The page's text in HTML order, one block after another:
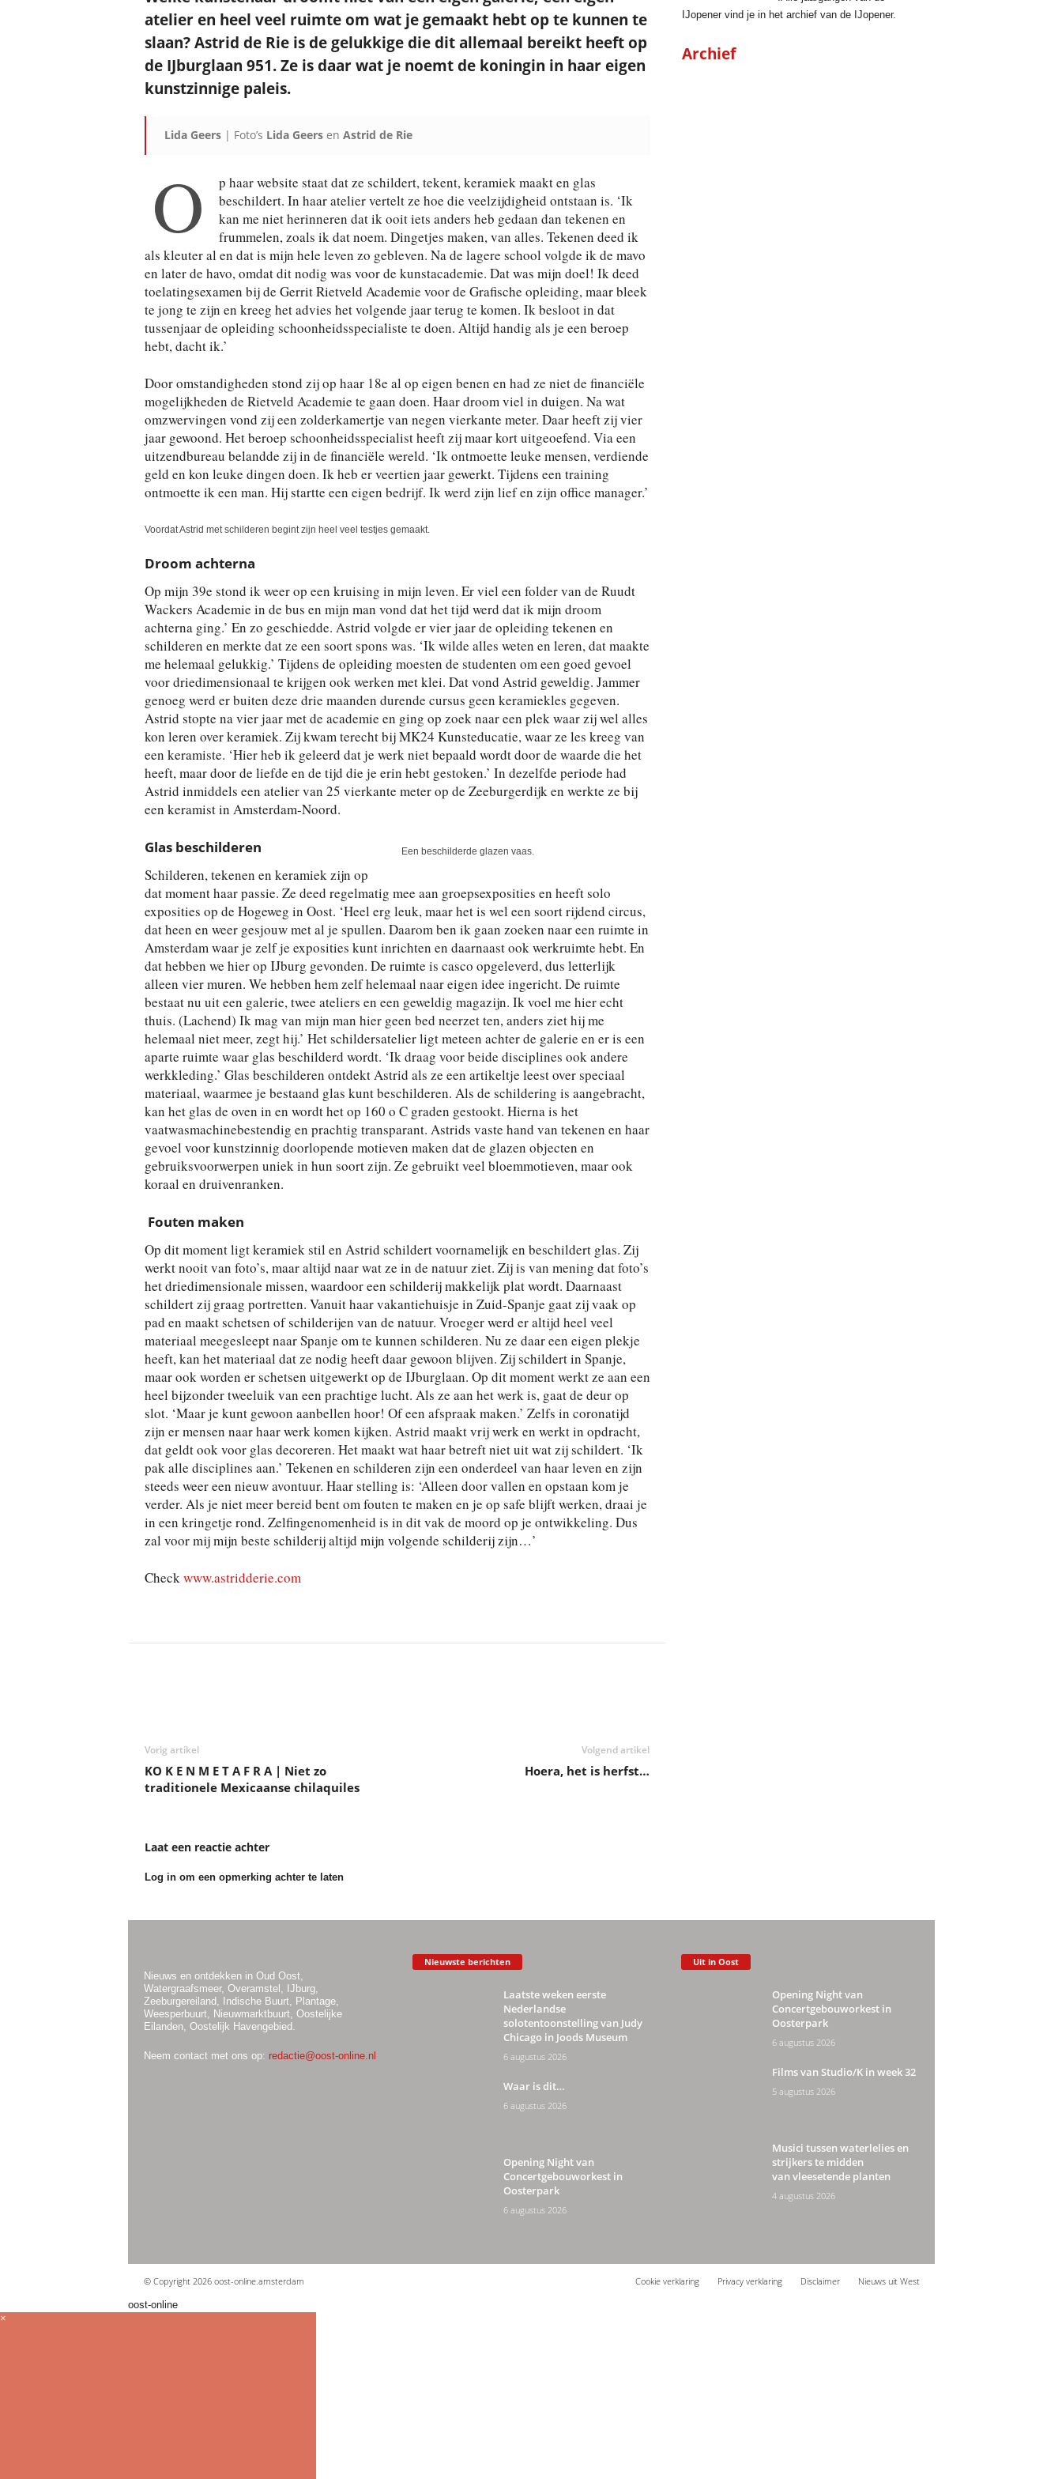
atelier en heel veel ruimte om wat je gemaakt hebt op te kunnen te
slaan? Astrid de Rie is de gelukkige die dit allemaal bereikt heeft op
de IJburglaan 951. Ze is daar wat je noemt de koningin in haar eigen
kunstzinnige paleis.
Lida Geers| Foto’s Lida Geersen Astrid de Rie
O
p haar website staat dat ze schildert, tekent, keramiek maakt en glas
beschildert. In haar atelier vertelt ze hoe die veelzijdigheid ontstaan is. ‘Ik
kan me niet herinneren dat ik ooit iets anders heb gedaan dan tekenen en
frummelen, zoals ik dat noem. Dingetjes maken, van alles. Tekenen deed ik
als kleuter al en dat is mijn hele leven zo gebleven. Na de lagere school volgde ik de mavo
en later de havo, omdat dit nodig was voor de kunstacademie. Dat was mijn doel! Ik deed
toelatingsexamen bij de Gerrit Rietveld Academie voor de Grafische opleiding, maar bleek
te jong te zijn en kreeg het advies het volgende jaar terug te komen. Ik besloot in dat
tussenjaar de opleiding schoonheidsspecialiste te doen. Altijd handig als je een beroep
hebt, dacht ik.’
Door omstandigheden stond zij op haar 18e al op eigen benen en had ze niet de financiële
mogelijkheden de Rietveld Academie te gaan doen. Haar droom viel in duigen. Na wat
omzwervingen vond zij een zolderkamertje van negen vierkante meter. Daar heeft zij vier
jaar gewoond. Het beroep schoonheidsspecialist heeft zij maar kort uitgeoefend. Via een
uitzendbureau belandde zij in de financiële wereld. ‘Ik ontmoette leuke mensen, verdiende
geld en kon leuke dingen doen. Ik heb er veertien jaar gewerkt. Tijdens een training
ontmoette ik een man. Hij startte een eigen bedrijf. Ik werd zijn lief en zijn office manager.’
Voordat Astrid met schilderen begint zijn heel veel testjes gemaakt.
Droom achterna
Op mijn 39e stond ik weer op een kruising in mijn leven. Er viel een folder van de Ruudt
Wackers Academie in de bus en mijn man vond dat het tijd werd dat ik mijn droom
achterna ging.’ En zo geschiedde. Astrid volgde er vier jaar de opleiding tekenen en
schilderen en merkte dat ze een soort spons was. ‘Ik wilde alles weten en leren, dat maakte
me helemaal gelukkig.’ Tijdens de opleiding moesten de studenten om een goed gevoel
voor driedimensionaal te krijgen ook werken met klei. Dat vond Astrid geweldig. Jammer
genoeg werd er buiten deze drie maanden durende cursus geen keramiekles gegeven.
Astrid stopte na vier jaar met de academie en ging op zoek naar een plek waar zij wel alles
kon leren over keramiek. Zij kwam terecht bij MK24 Kunsteducatie, waar ze les kreeg van
een keramiste. ‘Hier heb ik geleerd dat je werk niet bepaald wordt door de waarde die het
heeft, maar door de liefde en de tijd die je erin hebt gestoken.’ In dezelfde periode had
Astrid inmiddels een atelier van 25 vierkante meter op de Zeeburgerdijk en werkte ze bij
een keramist in Amsterdam-Noord.
Een beschilderde glazen vaas.
Glas beschilderen
Schilderen, tekenen en keramiek zijn op
dat moment haar passie. Ze deed regelmatig mee aan groepsexposities en heeft solo
exposities op de Hogeweg in Oost. ‘Heel erg leuk, maar het is wel een soort rijdend circus,
dat heen en weer gesjouw met al je spullen. Daarom ben ik gaan zoeken naar een ruimte in
Amsterdam waar je zelf je exposities kunt inrichten en daarnaast ook werkruimte hebt. En
dat hebben we hier op IJburg gevonden. De ruimte is casco opgeleverd, dus letterlijk
alleen vier muren. We hebben hem zelf helemaal naar eigen idee ingericht. De ruimte
bestaat nu uit een galerie, twee ateliers en een geweldig magazijn. Ik voel me hier echt
thuis. (Lachend) Ik mag van mijn man hier geen bed neerzet ten, anders ziet hij me
helemaal niet meer, zegt hij.’ Het schildersatelier ligt meteen achter de galerie en er is een
aparte ruimte waar glas beschilderd wordt. ‘Ik draag voor beide disciplines ook andere
werkkleding.’ Glas beschilderen ontdekt Astrid als ze een artikeltje leest over speciaal
materiaal, waarmee je bestaand glas kunt beschilderen. Als de schildering is aangebracht,
kan het glas de oven in en wordt het op 160 o C graden gestookt. Hierna is het
vaatwasmachinebestendig en prachtig transparant. Astrids vaste hand van tekenen en haar
gevoel voor kunstzinnig doorlopende motieven maken dat de glazen objecten en
gebruiksvoorwerpen uniek in hun soort zijn. Ze gebruikt veel bloemmotieven, maar ook
koraal en druivenranken.
Fouten maken
Op dit moment ligt keramiek stil en Astrid schildert voornamelijk en beschildert glas. Zij
werkt nooit van foto’s, maar altijd naar wat ze in de natuur ziet. Zij is van mening dat foto’s
het driedimensionale missen, waardoor een schilderij makkelijk plat wordt. Daarnaast
schildert zij graag portretten. Vanuit haar vakantiehuisje in Zuid-Spanje gaat zij vaak op
pad en maakt schetsen of schilderijen van de natuur. Vroeger werd er altijd heel veel
materiaal meegesleept naar Spanje om te kunnen schilderen. Nu ze daar een eigen plekje
heeft, kan het materiaal dat ze nodig heeft daar gewoon blijven. Zij schildert in Spanje,
maar ook worden er schetsen uitgewerkt op de IJburglaan. Op dit moment werkt ze aan een
heel bijzonder tweeluik van een prachtige lucht. Als ze aan het werk is, gaat de deur op
slot. ‘Maar je kunt gewoon aanbellen hoor! Of een afspraak maken.’ Zelfs in coronatijd
zijn er mensen naar haar werk komen kijken. Astrid maakt vrij werk en werkt in opdracht,
dat geldt ook voor glas decoreren. Het maakt wat haar betreft niet uit wat zij schildert. ‘Ik
pak alle disciplines aan.’ Tekenen en schilderen zijn een onderdeel van haar leven en zijn
steeds weer een nieuw avontuur. Haar stelling is: ‘Alleen door vallen en opstaan kom je
verder. Als je niet meer bereid bent om fouten te maken en je op safe blijft werken, draai je
in een kringetje rond. Zelfingenomenheid is in dit vak de moord op je ontwikkeling. Dus
zal voor mij mijn beste schilderij altijd mijn volgende schilderij zijn…’
Checkwww.astridderie.com
Vorig artikel
KO K E N M E T A F R A | Niet zo
traditionele Mexicaanse chilaquiles
Volgend artikel
Hoera, het is herfst…
Laat een reactie achter
Log in om een opmerking achter te laten
IJopener vind je in het archief van de IJopener.
Archief
Nieuws en ontdekken in Oud Oost,
Watergraafsmeer, Overamstel, IJburg,
Zeeburgereiland, Indische Buurt, Plantage,
Weesperbuurt, Nieuwmarktbuurt, Oostelijke
Eilanden, Oostelijk Havengebied.
Neem contact met ons op: redactie@oost-online.nl
Nieuwste berichten
Laatste weken eerste
Nederlandse
solotentoonstelling van Judy
Chicago in Joods Museum
6 augustus 2026
Waar is dit…
6 augustus 2026
Opening Night van
Concertgebouworkest in
Oosterpark
6 augustus 2026
Uit in Oost
Opening Night van
Concertgebouworkest in
Oosterpark
6 augustus 2026
Films van Studio/K in week 32
5 augustus 2026
Musici tussen waterlelies en
strijkers te midden
van vleesetende planten
4 augustus 2026
Cookie verklaring Privacy verklaring Disclaimer Nieuws uit West
© Copyright 2026 oost-online.amsterdam
oost-online
×